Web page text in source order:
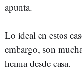
apunta.
Lo ideal en estos
embargo, son
henna desde casa.